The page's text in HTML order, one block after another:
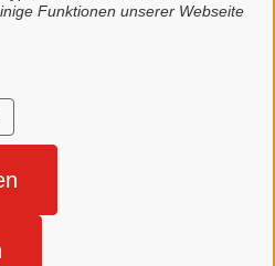
Funktionen unserer Webseite